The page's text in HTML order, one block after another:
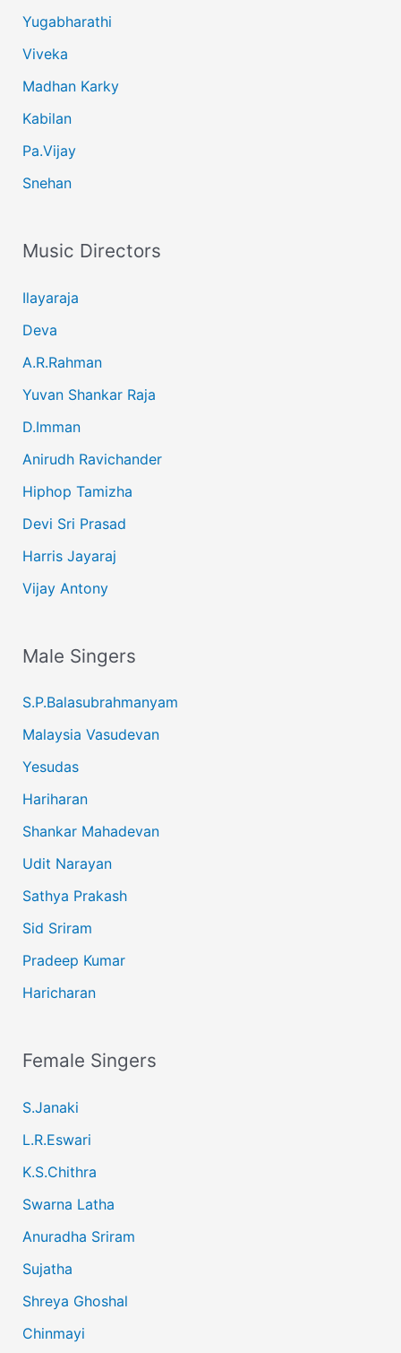
Yugabharathi
Viveka
Madhan Karky
Kabilan
Pa.Vijay
Snehan
Music Directors
Ilayaraja
Deva
A.R.Rahman
Yuvan Shankar Raja
D.Imman
Anirudh Ravichander
Hiphop Tamizha
Devi Sri Prasad
Harris Jayaraj
Vijay Antony
Male Singers
S.P.Balasubrahmanyam
Malaysia Vasudevan
Yesudas
Hariharan
Shankar Mahadevan
Udit Narayan
Sathya Prakash
Sid Sriram
Pradeep Kumar
Haricharan
Female Singers
S.Janaki
L.R.Eswari
K.S.Chithra
Swarna Latha
Anuradha Sriram
Sujatha
Shreya Ghoshal
Chinmayi